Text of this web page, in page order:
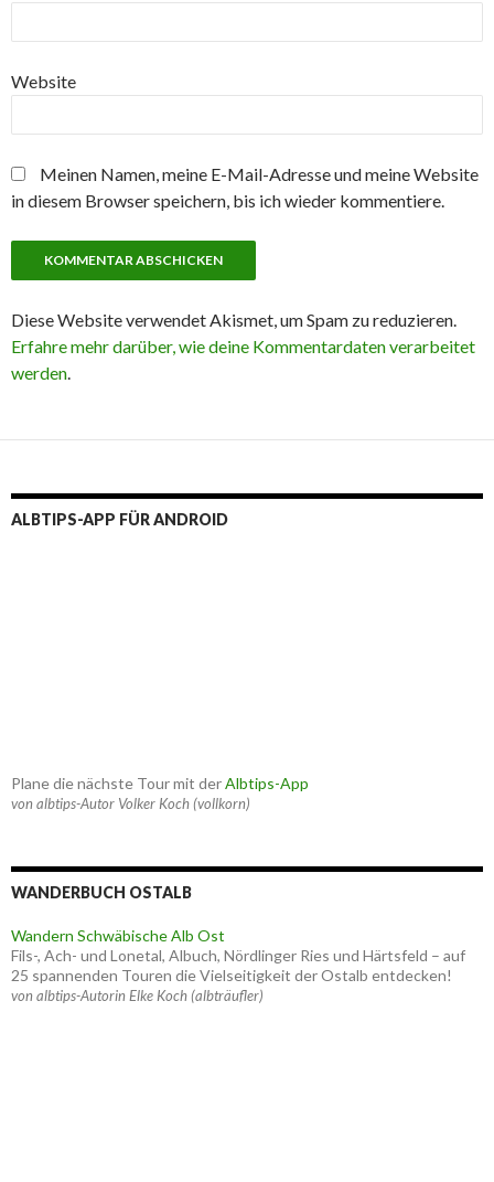
Website
Meinen Namen, meine E-Mail-Adresse und meine Website
in diesem Browser speichern, bis ich wieder kommentiere.
Diese Website verwendet Akismet, um Spam zu reduzieren.
Erfahre mehr darüber, wie deine Kommentardaten verarbeitet
werden.
ALBTIPS-APP FÜR ANDROID
Plane die nächste Tour mit derAlbtips-App
von albtips-Autor Volker Koch (vollkorn)
WANDERBUCH OSTALB
Wandern Schwäbische Alb Ost
Fils-, Ach- und Lonetal, Albuch, Nördlinger Ries und Härtsfeld – auf
25 spannenden Touren die Vielseitigkeit der Ostalb entdecken!
von albtips-Autorin Elke Koch (albträufler)